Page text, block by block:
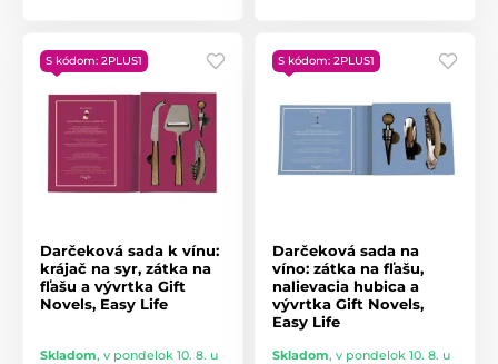
S kódom: 2PLUS1
Darčeková sada k vínu:
krájač na syr, zátka na
fľašu a vývrtka Gift
Novels, Easy Life
Skladom, v pondelok 10. 8. u
S kódom: 2PLUS1
Darčeková sada na
víno: zátka na fľašu,
nalievacia hubica a
vývrtka Gift Novels,
Easy Life
Skladom, v pondelok 10. 8. u